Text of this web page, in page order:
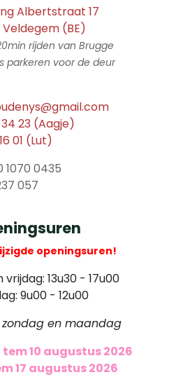
Albertstraat 17
Veldegem (BE)
rijden van Brugge
voor de deur
23 (Aagje)
01 (Lut)
1070 0435
057
openingsuren!
13u30 - 17u00
9u00 - 12u00
zondag en maandag
tem 10 augustus 2026
17 augustus 2026